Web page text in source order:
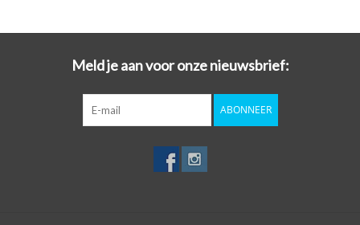
opnieuw programmeren van uw sleutel. In een handomdraai is uw
Kies voor stijl, gemak en bescherming in één met de autosleutel
hoesjes van SleutelCover!
slijtage, zoals krassen en stoten, terwijl u tegelijkertijd de
uitstraling van uw sleutel een boost geeft. Maak van uw
Meld je aan voor onze nieuwsbrief:
ABONNEER